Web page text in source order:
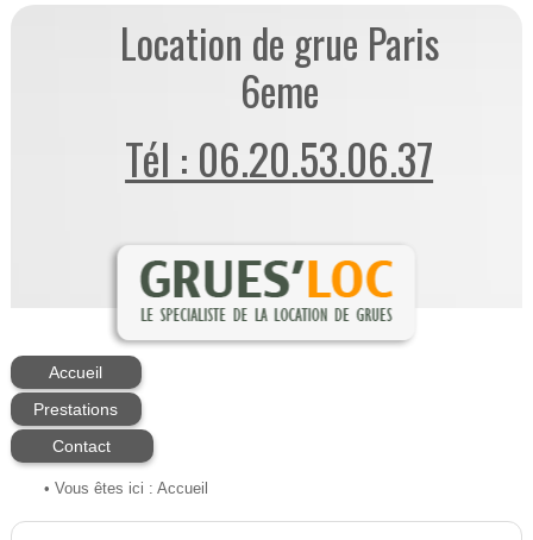
Location de grue Paris
6eme
Tél : 06.20.53.06.37
Accueil
Prestations
Contact
• Vous êtes ici : Accueil